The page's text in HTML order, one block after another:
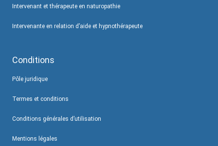
Intervenant et thérapeute en naturopathie
Intervenante en relation d’aide et hypnothérapeute
Conditions
Pôle juridique
Termes et conditions
Conditions générales d’utilisation
Mentions légales